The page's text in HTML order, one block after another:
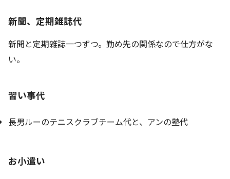
新聞、定期雑誌代
新聞と定期雑誌一つずつ。勤め先の関係なので仕方がな
い。
習い事代
長男ルーのテニスクラブチーム代と、アンの塾代
お小遣い